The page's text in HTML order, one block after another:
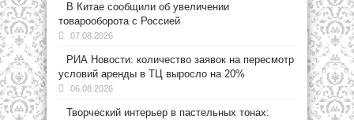
В Китае сообщили об увеличении
товарооборота с Россией
07.08.2026
РИА Новости: количество заявок на пересмотр
условий аренды в ТЦ выросло на 20%
06.08.2026
Творческий интерьер в пастельных тонах: